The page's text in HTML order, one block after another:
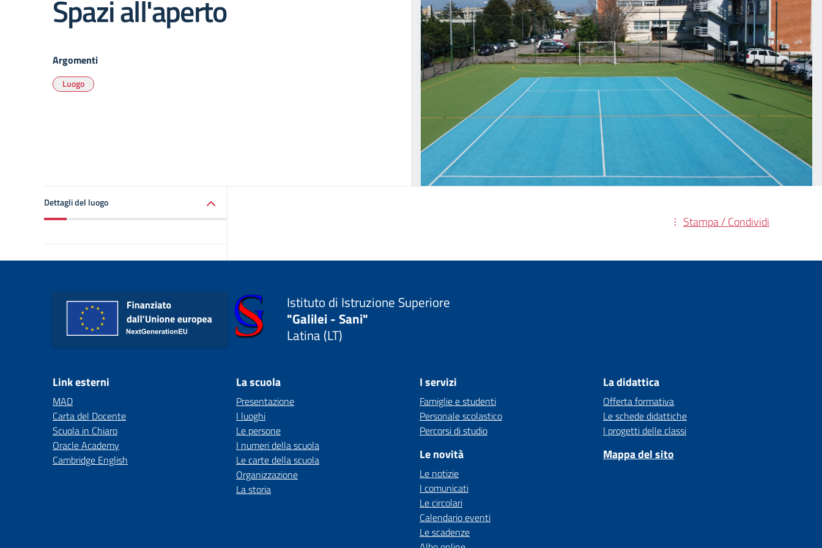
Spazi all'aperto
Argomenti
Luogo
Dettagli del luogo
Stampa / Condividi
Istituto di Istruzione Superiore
"Galilei - Sani"
Latina (LT)
Link esterni
MAD
Carta del Docente
Scuola in Chiaro
Oracle Academy
Cambridge English
La scuola
Presentazione
I luoghi
Le persone
I numeri della scuola
Le carte della scuola
Organizzazione
La storia
I servizi
Famiglie e studenti
Personale scolastico
Percorsi di studio
Le novità
Le notizie
I comunicati
Le circolari
Calendario eventi
Le scadenze
La didattica
Offerta formativa
Le schede didattiche
I progetti delle classi
Mappa del sito